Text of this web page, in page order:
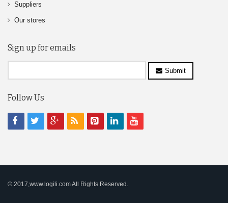
Suppliers
Our stores
Sign up for emails
Submit
Follow Us
© 2017,www.logili.com All Rights Reserved.